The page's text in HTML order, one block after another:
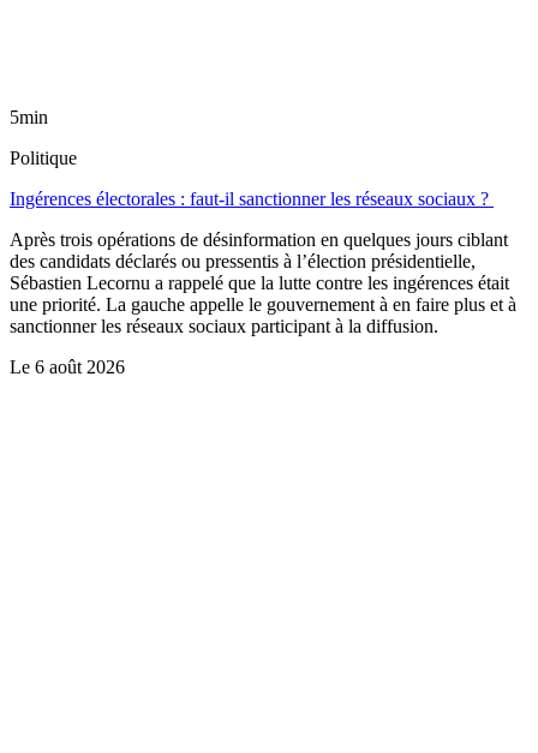
5min
Politique
Ingérences électorales : faut-il sanctionner les réseaux sociaux ?
Après trois opérations de désinformation en quelques jours ciblant
des candidats déclarés ou pressentis à l’élection présidentielle,
Sébastien Lecornu a rappelé que la lutte contre les ingérences était
une priorité. La gauche appelle le gouvernement à en faire plus et à
sanctionner les réseaux sociaux participant à la diffusion.
Le 6 août 2026